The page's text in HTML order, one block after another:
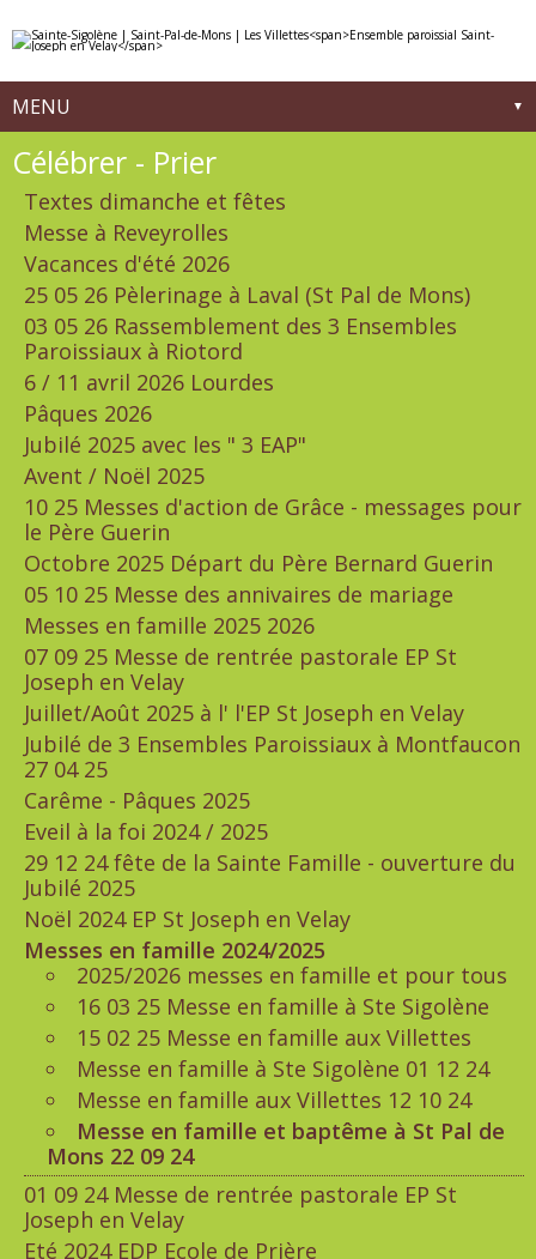
contenu.
la
MENU
Navigation
Célébrer - Prier
Textes dimanche et fêtes
Messe à Reveyrolles
Vacances d'été 2026
25 05 26 Pèlerinage à Laval (St Pal de Mons)
03 05 26 Rassemblement des 3 Ensembles
Paroissiaux à Riotord
6 / 11 avril 2026 Lourdes
Pâques 2026
Jubilé 2025 avec les " 3 EAP"
Avent / Noël 2025
10 25 Messes d'action de Grâce - messages pour
le Père Guerin
Octobre 2025 Départ du Père Bernard Guerin
05 10 25 Messe des annivaires de mariage
Messes en famille 2025 2026
07 09 25 Messe de rentrée pastorale EP St
Joseph en Velay
Juillet/Août 2025 à l' l'EP St Joseph en Velay
Jubilé de 3 Ensembles Paroissiaux à Montfaucon
27 04 25
Carême - Pâques 2025
Eveil à la foi 2024 / 2025
29 12 24 fête de la Sainte Famille - ouverture du
Jubilé 2025
Noël 2024 EP St Joseph en Velay
Messes en famille 2024/2025
2025/2026 messes en famille et pour tous
16 03 25 Messe en famille à Ste Sigolène
15 02 25 Messe en famille aux Villettes
Messe en famille à Ste Sigolène 01 12 24
Messe en famille aux Villettes 12 10 24
Messe en famille et baptême à St Pal de
Mons 22 09 24
01 09 24 Messe de rentrée pastorale EP St
Joseph en Velay
Eté 2024 EDP Ecole de Prière